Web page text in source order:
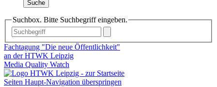
Suche
Suchbox. Bitte Suchbegriff eingeben.
Fachtagung "Die neue Öffentlichkeit"
an der HTWK Leipzig
Media Quality Watch
Seiten Haupt-Navigation überspringen